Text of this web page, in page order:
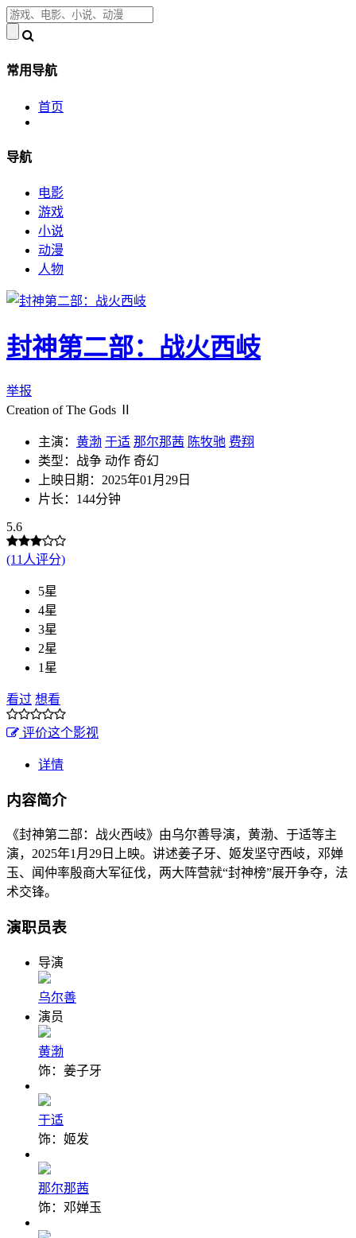
常用导航
首页
导航
电影
游戏
小说
动漫
人物
封神第二部：战火西岐
举报
Creation of The Gods Ⅱ
主演： 黄渤 于适 那尔那茜 陈牧驰 费翔
类型：战争 动作 奇幻
上映日期：2025年01月29日
片长：144分钟
5.6
(11人评分)
5星
4星
3星
2星
1星
看过 想看
评价这个影视
详情
内容简介
《封神第二部：战火西岐》由乌尔善导演，黄渤、于适等主
演，2025年1月29日上映。讲述姜子牙、姬发坚守西岐，邓婵
玉、闻仲率殷商大军征伐，两大阵营就“封神榜”展开争夺，法
术交锋。
演职员表
导演
乌尔善
演员
黄渤
饰：姜子牙
于适
饰：姬发
那尔那茜
饰：邓婵玉